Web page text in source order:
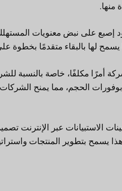
منها.
إصبع على نبض معنويات
لها بالبقاء متقدمًا بخطوة
أمرًا مكلفًا، خاصة بالنسبة
الحجم، مما يمنح الشركات
الاستبيانات عبر الإنترنت
يسمح بتطوير المنتجات